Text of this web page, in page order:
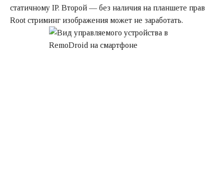
статичному IP. Второй — без наличия на планшете прав
Root стриминг изображения может не заработать.